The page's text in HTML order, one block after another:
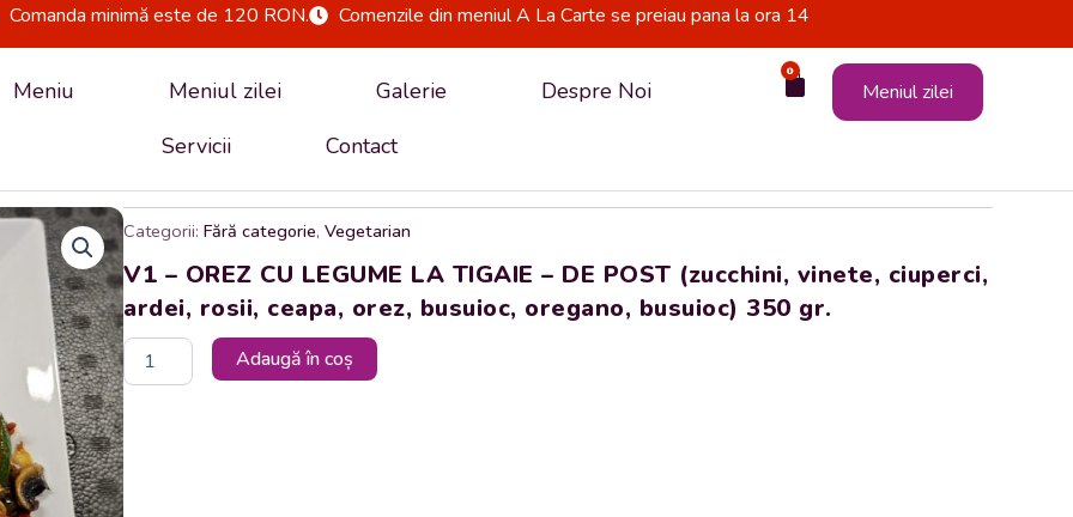
Comanda minimă este de 120 RON. Comenzile din meniul A La Carte se preiau pana la ora 14
Meniu Meniul zilei Galerie
Despre Noi
Servicii
Contact
0
Cart Meniul zilei
Categorii: Fără categorie,Vegetarian
V1 – OREZ CU LEGUME LA TIGAIE – DE POST (zucchini, vinete, ciuperci,
ardei, rosii, ceapa, orez, busuioc, oregano, busuioc) 350 gr.
Cantitate
V1
-
OREZ
CU
LEGUME
LA
Adaugă în coș